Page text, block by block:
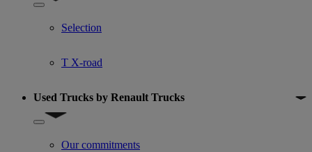
Show submenu for Used trucks offers
Selection
T X-road
Used Trucks by Renault Trucks
Show submenu for Used Trucks by Renault Trucks
Our commitments